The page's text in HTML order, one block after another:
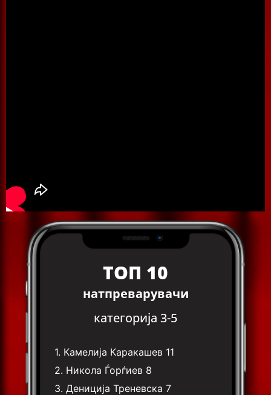
ТОП 10
натпреварувачи
категорија 3-5
1. Камелија Каракашев 11
2. Никола Ѓорѓиев 8
3.Дениција Треневска 7